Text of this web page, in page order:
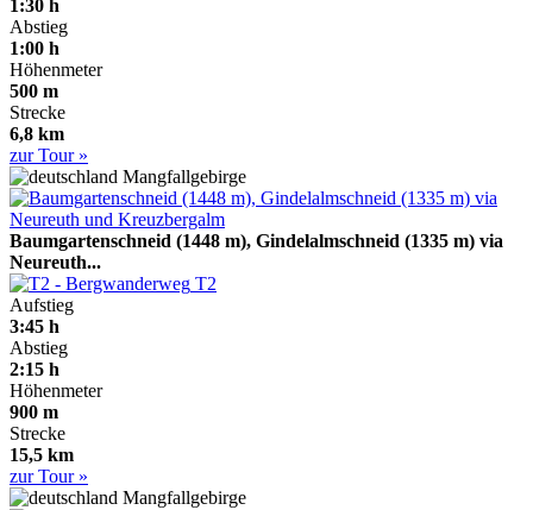
1:30 h
Abstieg
1:00 h
Höhenmeter
500 m
Strecke
6,8 km
zur Tour »
Mangfallgebirge
Baumgartenschneid (1448 m), Gindelalmschneid (1335 m) via
Neureuth...
T2
Aufstieg
3:45 h
Abstieg
2:15 h
Höhenmeter
900 m
Strecke
15,5 km
zur Tour »
Mangfallgebirge